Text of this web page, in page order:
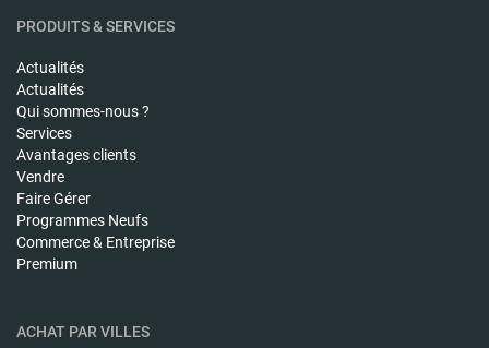
PRODUITS & SERVICES
Actualités
Actualités
Qui sommes-nous ?
Services
Avantages clients
Vendre
Faire Gérer
Programmes Neufs
Commerce & Entreprise
Premium
ACHAT PAR VILLES